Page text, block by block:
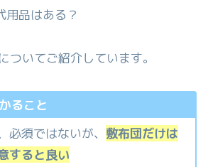
用品はある？
ついてご紹介しています。
ること
必須ではないが、 敷布団だけは
すると良い